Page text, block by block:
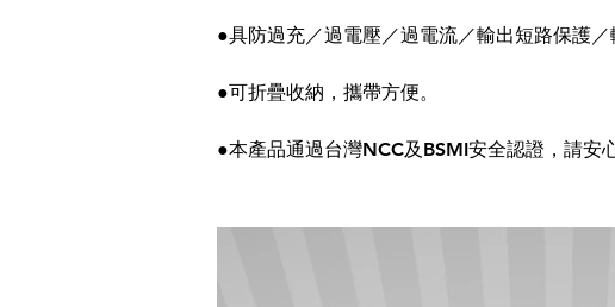
●具防過充／過電壓／過電流／輸出短路保護
●可折疊收納，攜帶方便。
●本產品通過台灣NCC及BSMI安全認證，請安